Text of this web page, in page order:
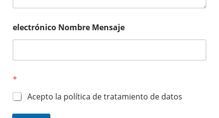
electrónico Nombre Mensaje
*
Acepto la política de tratamiento de datos